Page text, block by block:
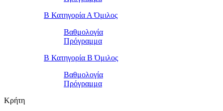
Β Κατηγορία Α Όμιλος
Βαθμολογία
Πρόγραμμα
Β Κατηγορία Β Όμιλος
Βαθμολογία
Πρόγραμμα
Κρήτη